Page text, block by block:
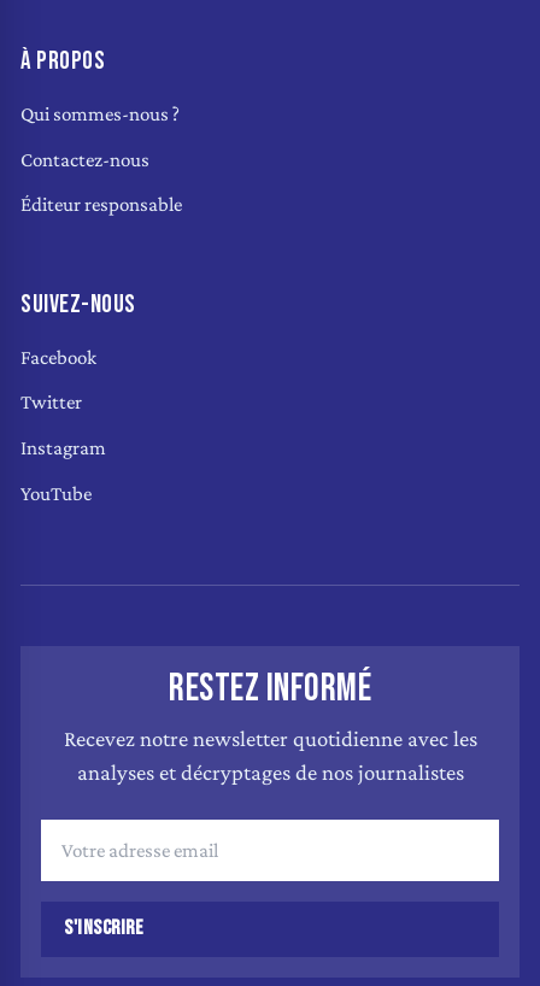
À PROPOS
Qui sommes-nous ?
Contactez-nous
Éditeur responsable
SUIVEZ-NOUS
Facebook
Twitter
Instagram
YouTube
RESTEZ INFORMÉ
Recevez notre newsletter quotidienne avec les
analyses et décryptages de nos journalistes
S'INSCRIRE